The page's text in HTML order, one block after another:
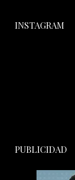
INSTAGRAM
PUBLICIDAD